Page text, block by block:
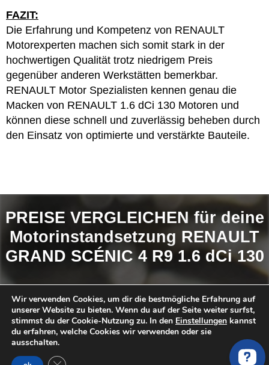
FAZIT:
Die Erfahrung und Kompetenz von RENAULT
Motorexperten machen sich somit stark in der
hochwertigen Qualität trotz niedrigem Preis
gegenüber anderen Werkstätten bemerkbar.
RENAULT Motor Spezialisten kennen genau die
Macken von RENAULT 1.6 dCi 130 Motoren und
können diese schnell und zuverlässig beheben durch
den Einsatz von optimierte und verstärkte Bauteile.
PREISE VERGLEICHEN für deine
Motorinstandsetzung RENAULT
GRAND SCÉNIC 4 R9 1.6 dCi 130
So findest du dasBESTE ANGEBOT:
Anfrage Stellen
Angebote erhalten und vergleichen
Favorit auswählen
Wir verwenden Cookies, um dir die bestmögliche Erfahrung auf
unserer Website zu bieten. Wenn du auf der Seite weiter surfst,
stimmst du der Cookie-Nutzung zu. In den Einstellungen kannst
du erfahren, welche Cookies wir verwenden oder sie
ausschalten.
GDPR Cookie-Banner schließen